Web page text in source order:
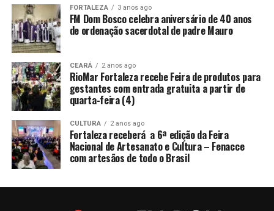
FORTALEZA 3 anos ago
FM Dom Bosco celebra aniversário de 40 anos
de ordenação sacerdotal de padre Mauro
CEARÁ 2 anos ago
RioMar Fortaleza recebe Feira de produtos para
gestantes com entrada gratuita a partir de
quarta-feira (4)
CULTURA 2 anos ago
Fortaleza receberá a 6ª edição da Feira
Nacional de Artesanato e Cultura – Fenacce
com artesãos de todo o Brasil